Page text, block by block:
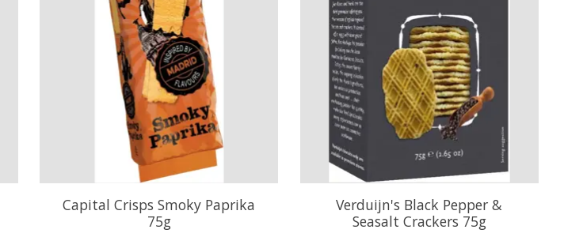
Capital Crisps Smoky Paprika
75g
Verduijn's Black Pepper &
Seasalt Crackers 75g